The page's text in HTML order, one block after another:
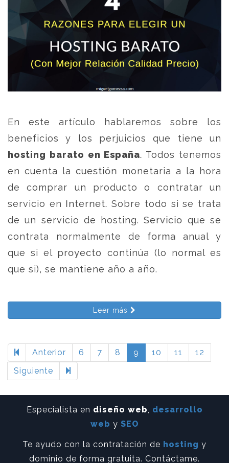
En este artículo hablaremos sobre los
beneficios y los perjuicios que tiene un
hosting barato en España. Todos tenemos
en cuenta la cuestión monetaria a la hora
de comprar un producto o contratar un
servicio en Internet. Sobre todo si se trata
de un servicio de hosting. Servicio que se
contrata normalmente de forma anual y
que si el proyecto continúa (lo normal es
que si), se mantiene año a año.
Leer más
Anterior 6 7 8 9 10 11
12
Siguiente
Especialista en diseño web
desarrollo
web y SEO
Te ayudo con la contratación de hosting y
dominio de forma gratuita. Contáctame.